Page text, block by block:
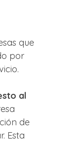
que
por
al
de
Esta